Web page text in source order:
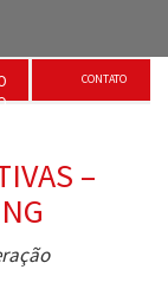
CONTATO
–